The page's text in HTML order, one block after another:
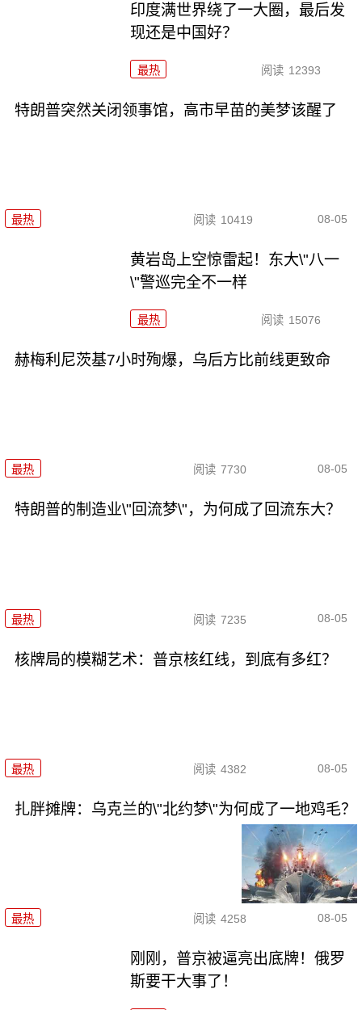
印度满世界绕了一大圈，最后发
现还是中国好？
最热 阅读 12393
特朗普突然关闭领事馆，高市早苗的美梦该醒了
最热 阅读 10419 08-05
黄岩岛上空惊雷起！东大\"八一
\"警巡完全不一样
最热 阅读 15076
赫梅利尼茨基7小时殉爆，乌后方比前线更致命
最热 阅读 7730 08-05
特朗普的制造业\"回流梦\"，为何成了回流东大？
最热 阅读 7235 08-05
核牌局的模糊艺术：普京核红线，到底有多红？
最热 阅读 4382 08-05
扎胖摊牌：乌克兰的\"北约梦\"为何成了一地鸡毛？
最热 阅读 4258 08-05
刚刚，普京被逼亮出底牌！俄罗
斯要干大事了！